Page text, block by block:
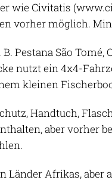
wie Civitatis
vorher möglich.
Pestana São
nutzt ein 4x4-
kleinen
Handtuch,
aber vorher
Länder Afrikas,